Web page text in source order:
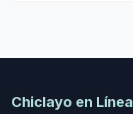
Chiclayo en Línea